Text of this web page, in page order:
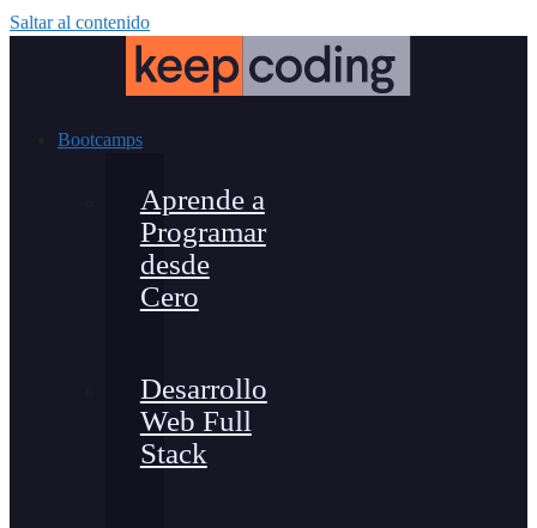
Saltar al contenido
Bootcamps
Aprende a
Programar
desde
Cero
Desarrollo
Web Full
Stack